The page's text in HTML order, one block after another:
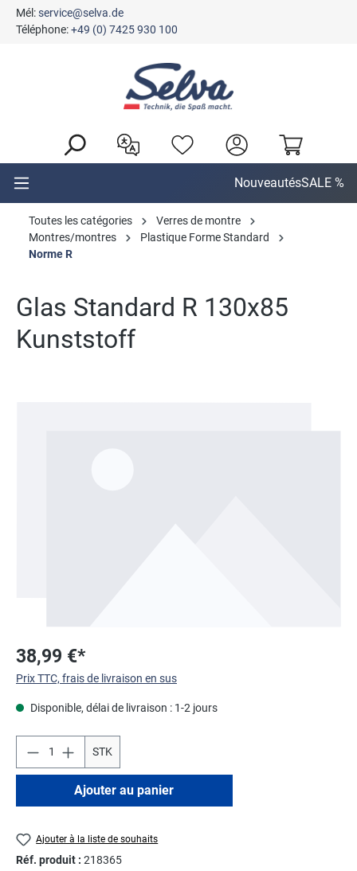
principal
Mél:service@selva.de
Téléphone:+49 (0) 7425 930 100
NouveautésSALE %
Toutes les catégories
Verres de montre
Montres/montres
Plastique Forme Standard
Norme R
Glas Standard R 130x85
Kunststoff
38,99 €*
Prix TTC, frais de livraison en sus
Disponible, délai de livraison : 1-2 jours
STK
Ajouter au panier
Ajouter à la liste de souhaits
Réf. produit : 218365